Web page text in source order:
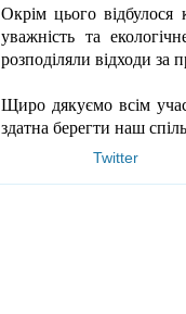
Окрім цього
уважність та
розподіляли відходи за
Щиро дякуємо всім
здатна берегти наш
Twitter